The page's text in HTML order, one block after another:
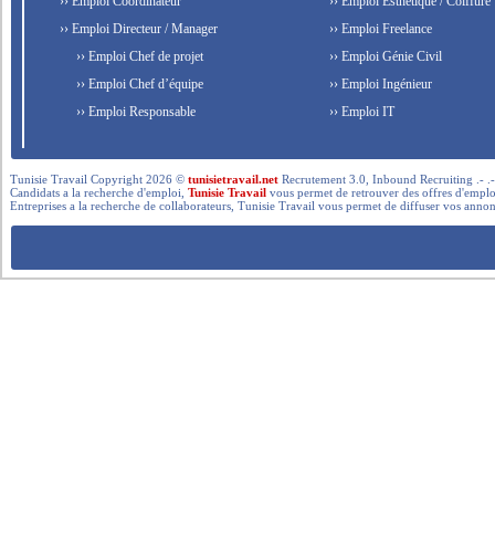
›› Emploi Directeur / Manager
›› Emploi Chef de projet
›› Emploi Chef d’équipe
›› Emploi Responsable
›› Emploi Freelance
›› Emploi Génie Civil
›› Emploi Ingénieur
›› Emploi IT
Tunisie Travail Copyright 2026 ©tunisietravail.net Recrutement 3.0, Inbound Recruiting .-
Candidats a la recherche d'emploi,Tunisie Travail vous permet de retrouver des offres
Entreprises a la recherche de collaborateurs, Tunisie Travail vous permet de diffuser vos